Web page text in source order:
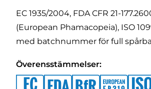
EC 1935/2004, FDA CFR 21-
(European Phamacopeia), ISO
med batchnummer för full
Överensstämmelser: